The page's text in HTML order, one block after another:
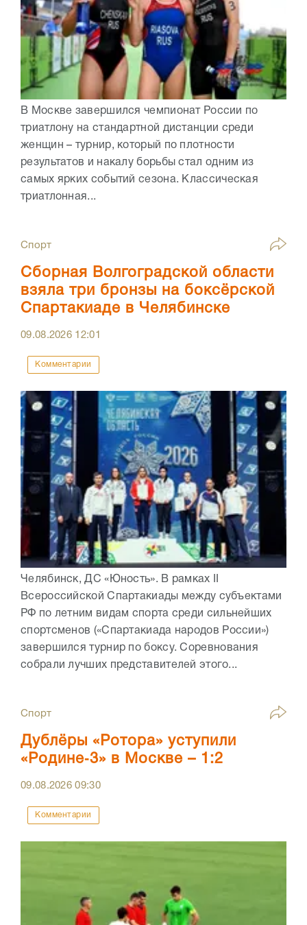
В Москве завершился чемпионат России по
триатлону на стандартной дистанции среди
женщин – турнир, который по плотности
результатов и накалу борьбы стал одним из
самых ярких событий сезона. Классическая
триатлонная...
Спорт
Сборная Волгоградской области
взяла три бронзы на боксёрской
Спартакиаде в Челябинске
09.08.2026 12:01
Комментарии
Челябинск, ДС «Юность». В рамках II
Всероссийской Спартакиады между субъектами
РФ по летним видам спорта среди сильнейших
спортсменов («Спартакиада народов России»)
завершился турнир по боксу. Соревнования
собрали лучших представителей этого...
Спорт
Дублёры «Ротора» уступили
«Родине‑3» в Москве – 1:2
09.08.202609:30
Комментарии